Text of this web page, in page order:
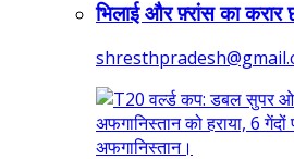
भिलाई और फ़्रांस का करार